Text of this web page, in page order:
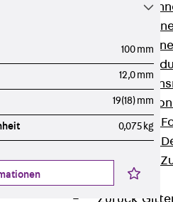
RGM
RGS
RGL
RI
RIS
Kabelrinnen-
Kabelrinnen-
Kabelrinnen-
Gitterbahnen
Zurück
100 mm
12,0 mm
19(18) mm
0,075 kg